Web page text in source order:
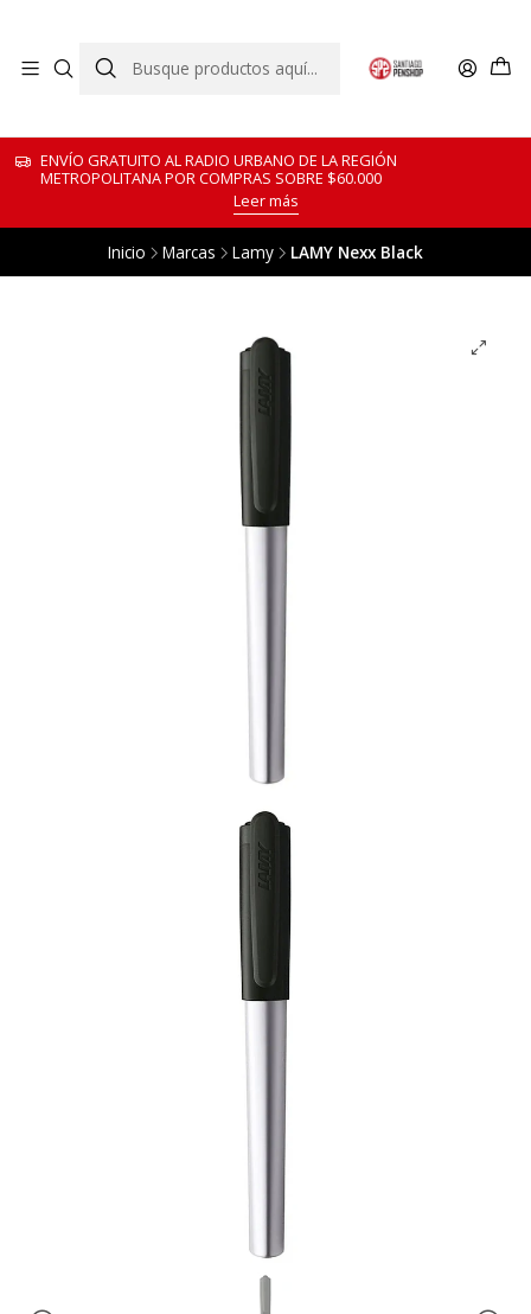
ENVÍO GRATUITO AL RADIO URBANO DE LA REGIÓN
METROPOLITANA POR COMPRAS SOBRE $60.000
Leer más
Inicio Marcas Lamy LAMY Nexx Black